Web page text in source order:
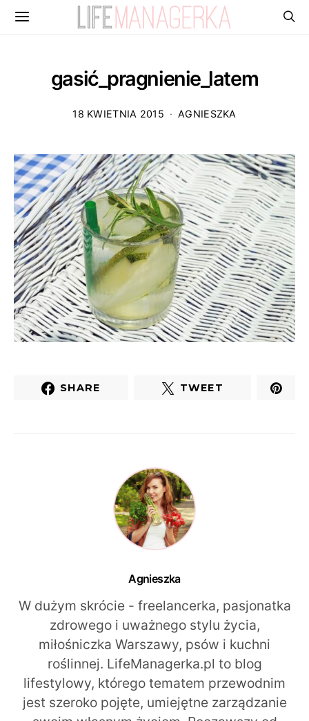
gasić_pragnienie_latem
18 KWIETNIA 2015 AGNIESZKA
SHARE TWEET
Agnieszka
W dużym skrócie - freelancerka, pasjonatka
zdrowego i uważnego stylu życia,
miłośniczka Warszawy, psów i kuchni
roślinnej. LifeManagerka.pl to blog
lifestylowy, którego tematem przewodnim
jest szeroko pojęte, umiejętne zarządzanie